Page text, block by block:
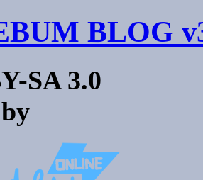
BLOG
SA 3.0